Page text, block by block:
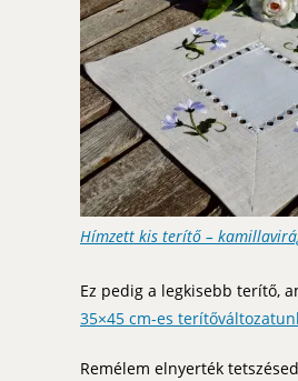
Hímzett kis terítő –
Ez pedig a legkisebb terítő,
35×45 cm-es
Remélem elnyerték